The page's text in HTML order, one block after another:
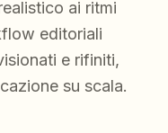
ai ritmi
editoriali
e rifiniti,
su scala.